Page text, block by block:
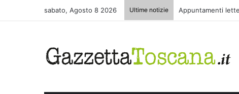
sabato, Agosto 8 2026 Ultime notizie Appuntamenti